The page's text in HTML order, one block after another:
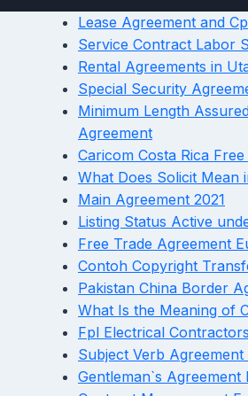
Lease Agreement and
Service Contract Labor
Rental Agreements in
Special Security
Minimum Length
Agreement
Caricom Costa Rica
What Does Solicit Mean
Main Agreement 2021
Listing Status Active
Free Trade Agreement
Contoh Copyright
Pakistan China Border
What Is the Meaning of
Fpl Electrical Contractors
Subject Verb
Gentleman`s Agreement